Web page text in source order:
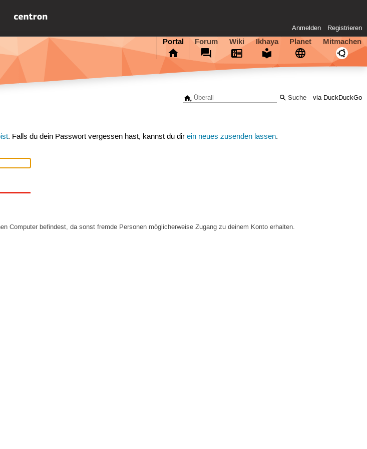
Anmelden Registrieren
Portal Forum Wiki Ikhaya Planet Mitmachen
via DuckDuckGo
. Falls du dein Passwort vergessen hast, kannst du direin neues zusenden lassen.
Computer befindest, da sonst fremde Personen möglicherweise Zugang zu deinem Konto erhalten.